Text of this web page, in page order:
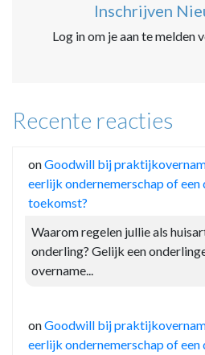
Inschrijven
Log in om je aan te melden
Recente reacties
onGoodwill bij
eerlijk ondernemerschap of een
toekomst?
Waarom regelen jullie als
onderling? Gelijk een
overname...
onGoodwill bij
eerlijk ondernemerschap of een